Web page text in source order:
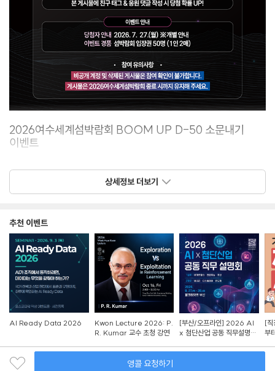
2026여수세계섬박람회 BOOM UP D-50 소문내기
이벤트
2026여수세계섬박람회D-50을 함께 응원하고,
푸짐한 선물도 받아가세요!
@island.yeosuexhibition2026
'D-50기념행사'게시물을 필수 해시태그와 함께 개인
인스타그램에공유
소문내기 이벤트 게시물이 아닌'D-50 기념행사'게시물을
공유해 주세요!
카드뉴스QR 구글폼제출
이벤트 기간
) ~ 7. 17.(금)
당첨자 발표
상세정보 더보기
추천 이벤트
AI Ready Data 2026
Kwon Lecture 2026: P.
R. Kumar 교수 초청 강연
[부산/오프라인] 2026 AI
x 첨단산업 공동 직무설명회
[직
부
앵콜 요청하기